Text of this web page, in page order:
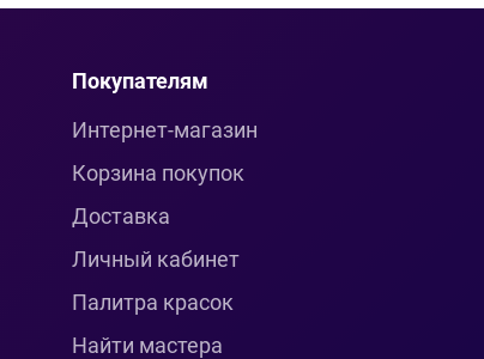
Покупателям
Интернет-магазин
Корзина покупок
Доставка
Личный кабинет
Палитра красок
Найти мастера